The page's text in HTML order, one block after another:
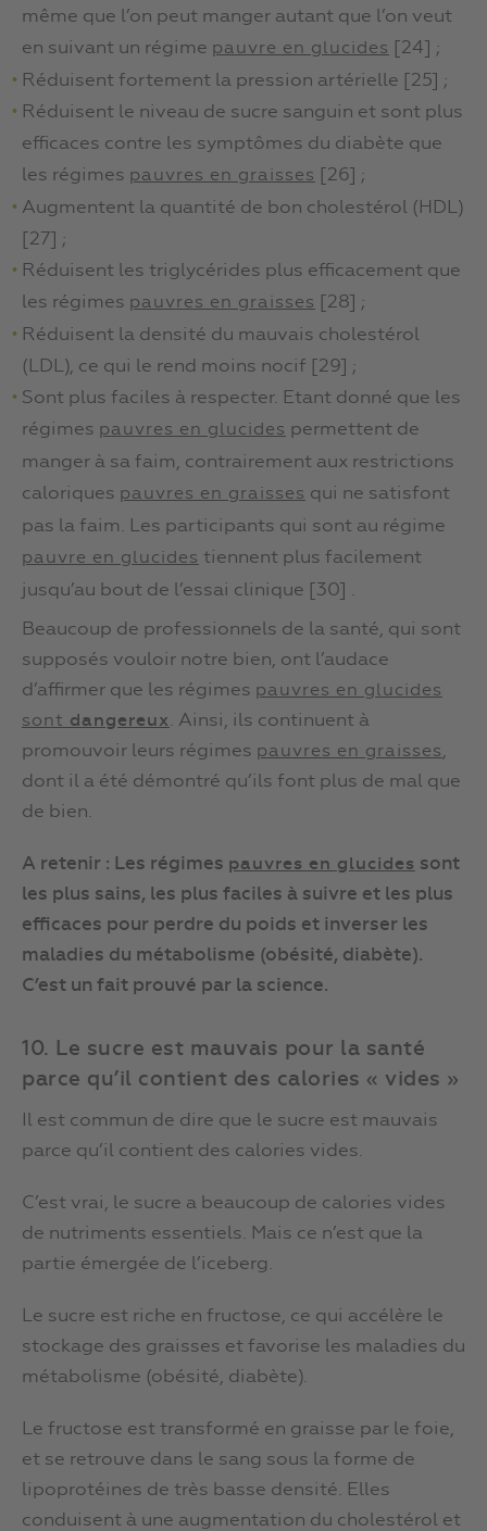
même que l’on peut manger autant que l’on veut
en suivant un régime pauvre en glucides
[24] ;
Réduisent fortement la pression artérielle [25] ;
Réduisent le niveau de sucre sanguin et sont plus
efficaces contre les symptômes du diabète que
les régimes pauvres en graisses
[26] ;
Augmentent la quantité de bon cholestérol (HDL)
[27] ;
Réduisent les triglycérides plus efficacement que
les régimes pauvres en graisses
[28] ;
Réduisent la densité du mauvais cholestérol
(LDL), ce qui le rend moins nocif [29] ;
Sont plus faciles à respecter. Etant donné que les
régimes pauvres en glucides permettent de
manger à sa faim, contrairement aux restrictions
caloriques pauvres en graisses qui ne satisfont
pas la faim. Les participants qui sont au régime
pauvre en glucides tiennent plus facilement
jusqu’au bout de l’essai clinique [30] .
Beaucoup de professionnels de la santé, qui sont
supposés vouloir notre bien, ont l’audace
d’affirmer que les régimes pauvres en glucides
sont dangereux. Ainsi, ils continuent à
promouvoir leurs régimes pauvres en graisses,
dont il a été démontré qu’ils font plus de mal que
de bien.
A retenir : Les régimes pauvres en glucides sont
les plus sains, les plus faciles à suivre et les plus
efficaces pour perdre du poids et inverser les
maladies du métabolisme (obésité, diabète).
C’est un fait prouvé par la science.
10. Le sucre est mauvais pour la santé
parce qu’il contient des calories « vides »
Il est commun de dire que le sucre est mauvais
parce qu’il contient des calories vides.
C’est vrai, le sucre a beaucoup de calories vides
de nutriments essentiels. Mais ce n’est que la
partie émergée de l’iceberg.
Le sucre est riche en fructose, ce qui accélère le
stockage des graisses et favorise les maladies du
métabolisme (obésité, diabète).
Le fructose est transformé en graisse par le foie,
et se retrouve dans le sang sous la forme de
lipoprotéines de très basse densité. Elles
conduisent à une augmentation du cholestérol et